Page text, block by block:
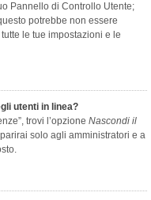
Pannello di Controllo Utente;
potrebbe non essere
le tue impostazioni e le
utenti in linea?
trovi l’opzione Nascondi il
solo agli amministratori e a